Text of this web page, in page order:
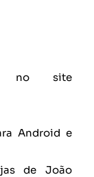
no site
Android e
de João